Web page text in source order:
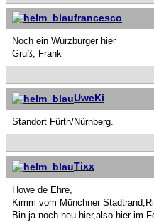
francesco
Noch ein Würzburger hier
Gruß, Frank
UweKi
Standort Fürth/Nürnberg.
Tixx
Howe de Ehre,
Kimm vom Münchner
Bin ja noch neu hier,also hier im